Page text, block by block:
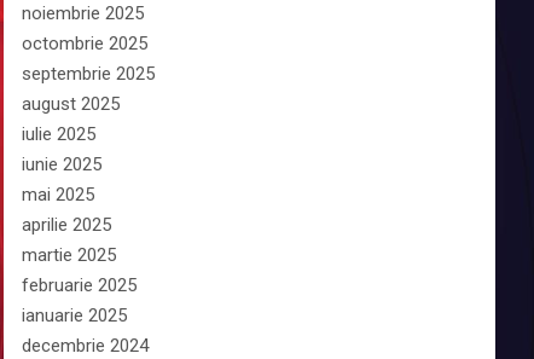
noiembrie 2025
octombrie 2025
septembrie 2025
august 2025
iulie 2025
iunie 2025
mai 2025
aprilie 2025
martie 2025
februarie 2025
ianuarie 2025
decembrie 2024